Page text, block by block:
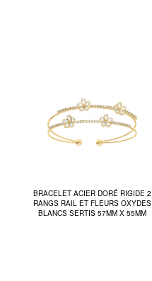
BRACELET ACIER DORÉ RIGIDE 2
RANGS RAIL ET FLEURS OXYDES
BLANCS SERTIS 57MM X 55MM